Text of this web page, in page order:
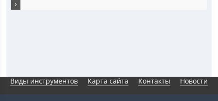
Виды инструментов Карта сайта Контакты Новости